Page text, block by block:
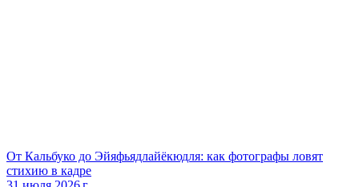
От Кальбуко до Эйяфьядлайёкюдля: как фотографы ловят
стихию в кадре